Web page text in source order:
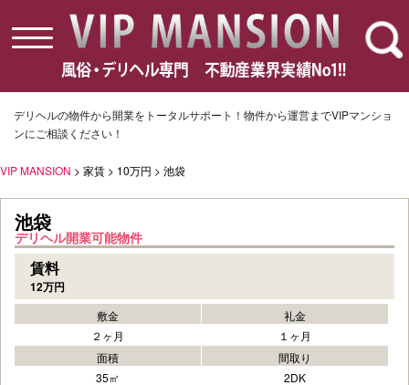
toggle
navigation
デリヘルの物件から開業をトータルサポート！物件から運営までVIPマンショ
ンにご相談ください！
VIP MANSION > 家賃 > 10万円 > 池袋
池袋
デリヘル開業可能物件
賃料
12万円
敷金
２ヶ月
礼金
１ヶ月
面積
35㎡
間取り
2DK